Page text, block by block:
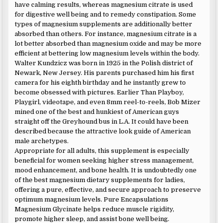
have calming results, whereas magnesium citrate is used
for digestive well being and to remedy constipation. Some
types of magnesium supplements are additionally better
absorbed than others. For instance, magnesium citrate is a
lot better absorbed than magnesium oxide and may be more
efficient at bettering low magnesium levels within the body.
Walter Kundzicz was born in 1925 in the Polish district of
Newark, New Jersey. His parents purchased him his first
camera for his eighth birthday and he instantly grew to
become obsessed with pictures. Earlier Than Playboy,
Playgirl, videotape, and even 8mm reel-to-reels, Bob Mizer
mined one of the best and hunkiest of American guys
straight off the Greyhound bus in L.A. It could have been
described because the attractive look guide of American
male archetypes.
Appropriate for all adults, this supplement is especially
beneficial for women seeking higher stress management,
mood enhancement, and bone health. It is undoubtedly one
of the best magnesium dietary supplements for ladies,
offering a pure, effective, and secure approach to preserve
optimum magnesium levels. Pure Encapsulations
Magnesium Glycinate helps reduce muscle rigidity,
promote higher sleep, and assist bone well being.